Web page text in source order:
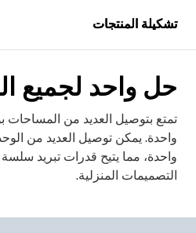
تشكيلة المنتجات
تشكيلة المنتجات
حل واحد لجميع
تمتع بتوصيل العديد من
واحدة. يمكن توصيل العديد من
واحدة، مما يتيح قدرات تبريد
التصميمات المنزلية.